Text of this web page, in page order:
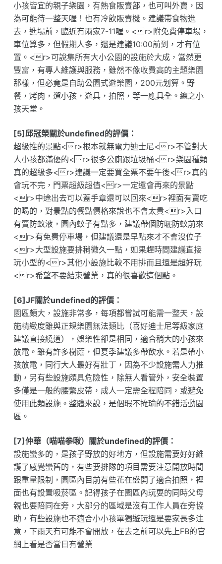
小孩皆宜的親子樂園，有熱食販賣部，也可叫外賣，因
為可能待一整天喔！也有冷飲販賣機。建議帶食物進
去，進場前，臨近有兩家7-11喔。<r>附免費停車場，
車位算多，但假期人多，還是建議10:00前到，才有位
置。<r>可說集所有大小公園的設施於大成，當然更
豐富，有專人維護與服務，雖然不像收費高的主題樂園
那樣，但必竟是自助公園式遊樂園，200元划算。野
餐，烤肉，遛小孩，遊具，拍照，等一應具全。總之小
孩天堂。
[5]邱冠榮關於undefined的評價：
超級推的景點<r>根本就無電力迪士尼<r>不管對大
人小孩都滿優的<r>很多公廁跟垃圾桶<r>樂園種類
真的超級多<r>建議一定要買全票不要午後<r>真的
會玩不完，門票超級超值<r>一定還會再來的景點
<r>中途出去可以蓋手章還可以回來<r>裡面有賣吃
的喝的，對景點的餐點價格來說也不會太貴<r>入口
有賣防蚊液，園內蚊子有點多，建議帶個防曬防蚊前來
<r>有免費停車場，但建議還是早點來才不會沒位子
<r>大型設施要排稍微久一點，如果趕時間建議直接
玩小型的<r>其他小設施比較不用排而且還是超好玩
<r>希望不要結束營業，真的很喜歡這個點。
[6]JF關於undefined的評價：
園區頗大，設施非常多，每項都嘗試可能需一整天，設
施精緻度雖與正規樂園無法類比（喜好迪士尼等級家庭
建議直接繞道），娛樂性卻是相同，適合稍大的小孩來
放電。雖有許多樹蔭，但夏季建議多帶飲水。若是帶小
孩放電，同行大人最好有壯丁，因為不少設施需人力推
動，另有些設施頗具危險性，除無人看管外，安全裝置
多僅是一般的腰繫皮帶，成人一定需全程陪同，或避免
使用此類設施。整體來說，是個瑕不掩瑜的不錯活動園
區。
[7]仲華（喵喵拳啾）關於undefined的評價：
設施蠻多的，是孩子野放的好地方，但設施需要好好維
護了感覺蠻舊的，有些要排隊的項目需要注意開放時間
跟重量限制，園區內目前有些花在盛開了適合拍照，裡
面也有設置吸菸區。記得孩子在園區內玩耍的同時父母
親也要陪同在旁，大部分的區域是沒有工作人員在旁協
助，有些設施也不適合小小孩單獨遊玩還是要家長多注
意，下雨天有可能不會開放，在去之前可以先上FB的官
網上看是否當日有營業